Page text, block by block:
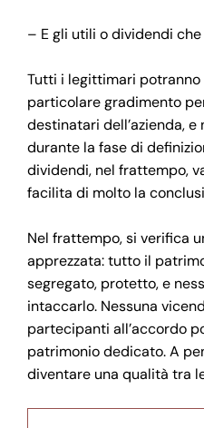
– E gli utili o dividendi
Tutti i legittimari
particolare gradimento
destinatari dell’azienda,
durante la fase di
dividendi, nel frattempo,
facilita di molto la
Nel frattempo, si verifica
apprezzata: tutto il
segregato, protetto, e
intaccarlo. Nessuna
partecipanti all’accordo
patrimonio dedicato. A
diventare una qualità tra